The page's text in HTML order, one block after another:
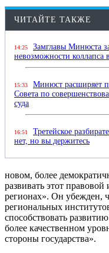
ЧИТАЙТЕ ТАКЖЕ
14:25
Замглавы Минюста
невозможности коллапса
15:33
Минюст расширяет
Совета по
суда
16:51
Третейское
нет, но вы держитесь
новом, более
развивать этот
регионах». Он убежден,
региональных
способствовать
более качественном
стороны государства».